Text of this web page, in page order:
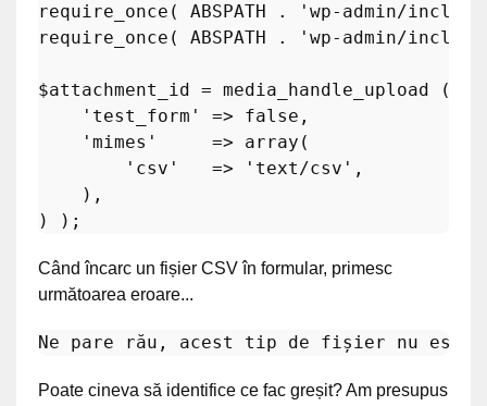
require_once ( ABSPATH .
'wp-admin/
require_once ( ABSPATH . 'wp-admin/
$attachment_id = media_handle_upload (
'test_form'
=> false ,
'mimes'
     =>
array (
'csv'
   =>
'text/csv' ,
    ),
Când încarc un fișier CSV în formular, primesc
următoarea eroare...
Ne pare rău, acest tip de fi
Poate cineva să identifice ce fac greșit? Am presupus